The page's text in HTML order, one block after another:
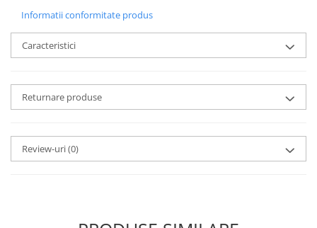
Informatii conformitate produs
Caracteristici
Returnare produse
Review-uri(0)